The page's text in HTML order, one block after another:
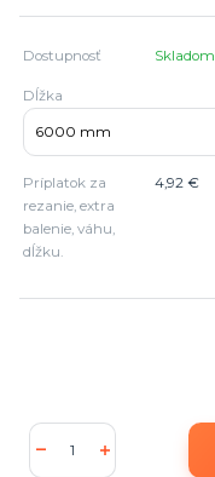
Dostupnosť Skladom
Dĺžka
Príplatok za
rezanie, extra
balenie, váhu,
dĺžku.
4,92 €